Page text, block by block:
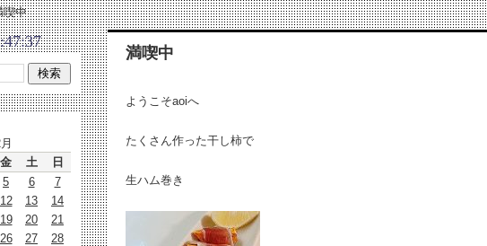
喫中
満喫中
ようこそaoiへ
たくさん作った干し柿で
生ハム巻き
金 土
日
5 6
7
12 13
14
19 20
21
26 27
28